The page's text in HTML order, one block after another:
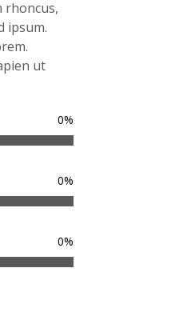
rhoncus,
ipsum.
ut
0%
0%
0%